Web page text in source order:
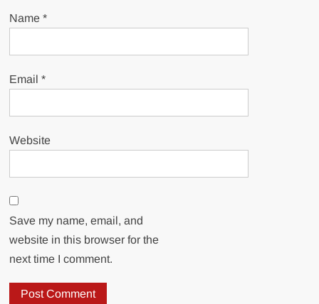
Name*
Email*
Website
Save my name, email, and
website in this browser for the
next time I comment.